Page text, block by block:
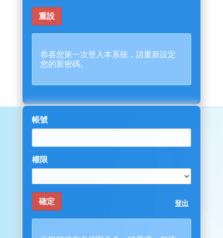
恭喜您第一次登入本系統，請重新設定
您的新密碼。
帳號
權限
登出